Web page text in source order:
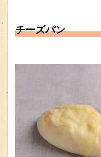
チーズパン